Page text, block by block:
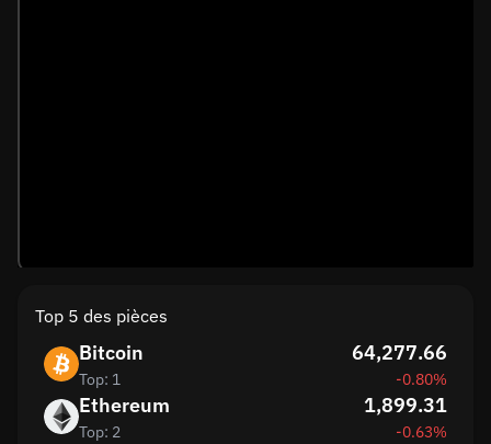
Top 5 des pièces
Bitcoin
Top: 1
64,277.66
-0.80%
Ethereum
Top: 2
1,899.31
-0.63%